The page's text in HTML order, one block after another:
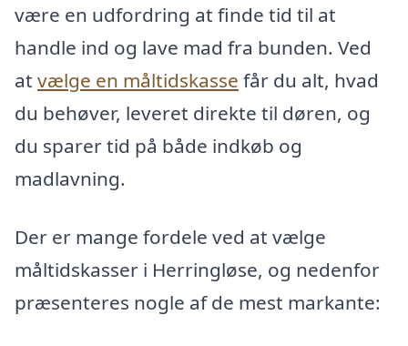
være en udfordring at finde tid til at
handle ind og lave mad fra bunden. Ved
at vælge en måltidskasse får du alt, hvad
du behøver, leveret direkte til døren, og
du sparer tid på både indkøb og
madlavning.
Der er mange fordele ved at vælge
måltidskasser i Herringløse, og nedenfor
præsenteres nogle af de mest markante: